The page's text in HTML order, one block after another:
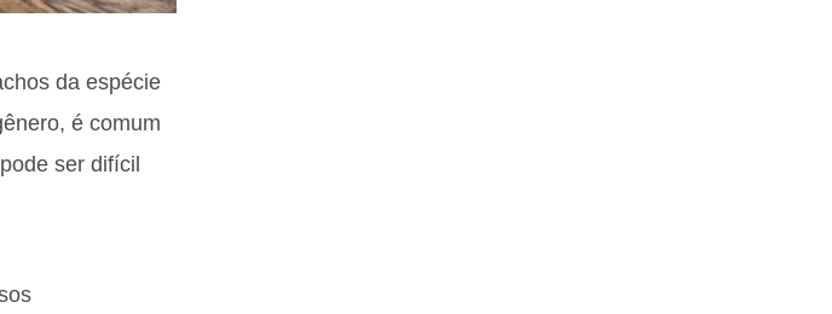
da espécie
é comum
ser difícil